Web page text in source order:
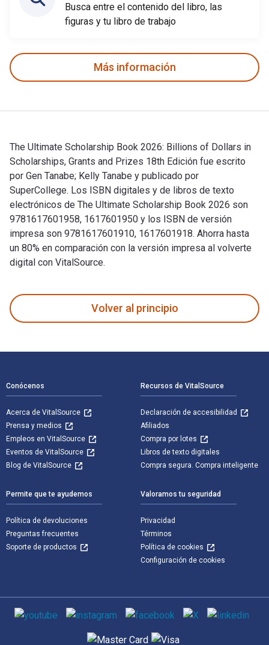
Busca entre el contenido del libro, las
figuras y tu libro de trabajo
Más información
The Ultimate Scholarship Book 2026: Billions of Dollars in
Scholarships, Grants and Prizes 18th Edición fue escrito
por Gen Tanabe; Kelly Tanabe y publicado por
SuperCollege. Los ISBN digitales y de libros de texto
electrónicos de The Ultimate Scholarship Book 2026 son
9781617601958, 1617601950 y los ISBN de versión
impresa son 9781617601910, 1617601918. Ahorra hasta
un 80% en comparación con la versión impresa al volverte
digital con VitalSource.
Volver al principio
Conócenos
Acerca de VitalSource
Prensa y medios
Empleos en VitalSource
Eventos de VitalSource
Blog de VitalSource
Recursos de VitalSource
Declaración de accesibilidad
Afiliados
Compra por lotes
Libros de texto digitales
Compra segura. Compra inteligente
Permite que te ayudemos
Política de devoluciones
Preguntas frecuentes
Soporte de productos
Valoramos tu seguridad
Privacidad
Términos
Política de cookies
Configuración de cookies
Medios de comunicación social
Métodos de pago admitidos